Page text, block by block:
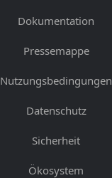
Dokumentation
Pressemappe
Nutzungsbedingungen
Datenschutz
Sicherheit
Ökosystem